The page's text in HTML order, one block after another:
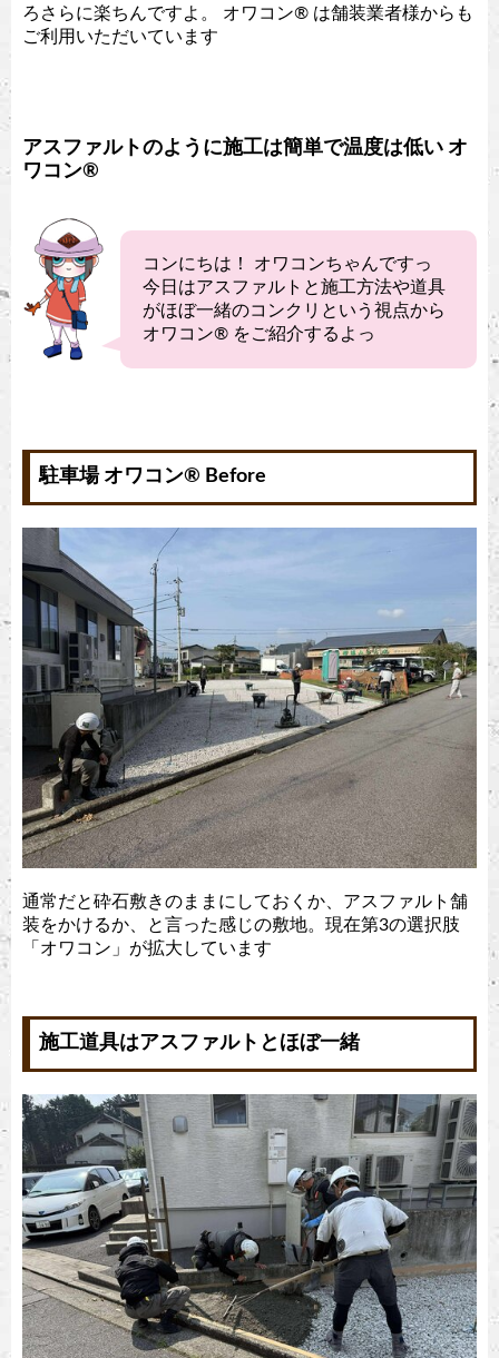
ろさらに楽ちんですよ。 オワコン®︎ は舗装業者様からも
ご利用いただいています
アスファルトのように施工は簡単で温度は低い オ
ワコン®︎
コンにちは！ オワコンちゃんですっ
今日はアスファルトと施工方法や道具
がほぼ一緒のコンクリという視点から
オワコン®︎ をご紹介するよっ
駐車場 オワコン®︎ Before
通常だと砕石敷きのままにしておくか、アスファルト舗
装をかけるか、と言った感じの敷地。現在第3の選択肢
「オワコン」が拡大しています
施工道具はアスファルトとほぼ一緒